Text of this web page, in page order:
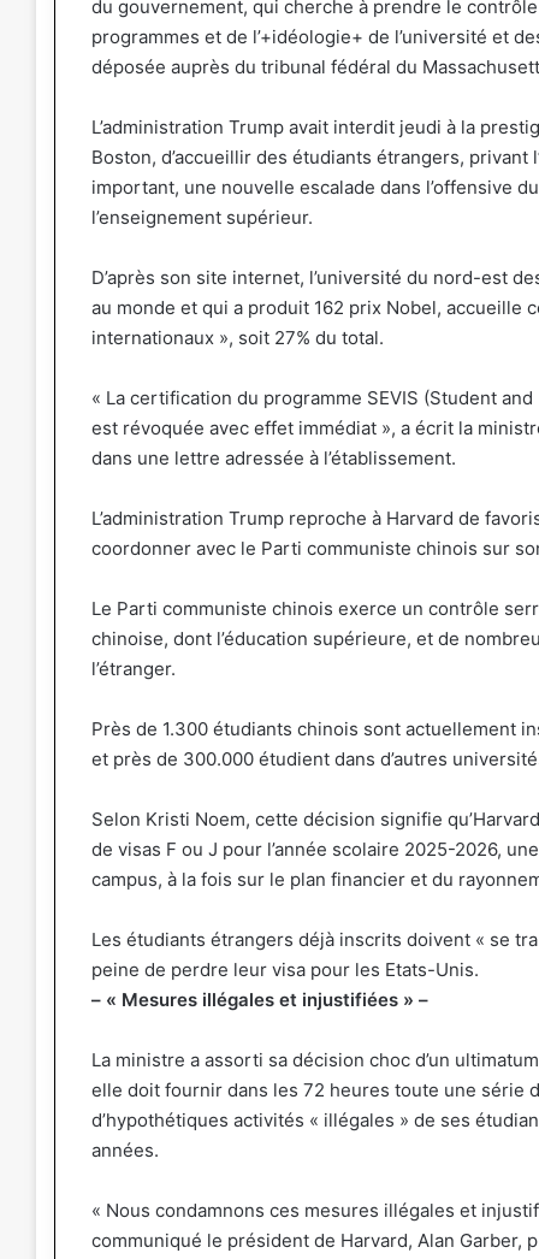
du gouvernement, qui cherche à prendre le
programmes et de l’+idéologie+ de l’université et
déposée auprès du tribunal fédéral du
L’administration Trump avait interdit jeudi à la
Boston, d’accueillir des étudiants étrangers, privant
important, une nouvelle escalade dans l’offensive
l’enseignement supérieur.
D’après son site internet, l’université du nord-est
au monde et qui a produit 162 prix Nobel, accueille
internationaux », soit 27% du total.
« La certification du programme SEVIS (Student
est révoquée avec effet immédiat », a écrit la
dans une lettre adressée à l’établissement.
L’administration Trump reproche à Harvard de
coordonner avec le Parti communiste chinois sur
Le Parti communiste chinois exerce un contrôle
chinoise, dont l’éducation supérieure, et de
l’étranger.
Près de 1.300 étudiants chinois sont actuellement
et près de 300.000 étudient dans d’autres
Selon Kristi Noem, cette décision signifie
de visas F ou J pour l’année scolaire 2025-2026,
campus, à la fois sur le plan financier et du
Les étudiants étrangers déjà inscrits doivent « se
peine de perdre leur visa pour les Etats-Unis.
– « Mesures illégales et injustifiées » –
La ministre a assorti sa décision choc d’un
elle doit fournir dans les 72 heures toute une série
d’hypothétiques activités « illégales » de ses
années.
« Nous condamnons ces mesures illégales et
communiqué le président de Harvard, Alan Garber,